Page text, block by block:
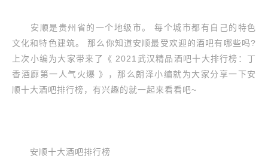
安顺是贵州省的一个地级市。 每个城市都有自己的特色
文化和特色建筑。 那么你知道安顺最受欢迎的酒吧有哪些吗?
上次小编为大家带来了《 2021武汉精品酒吧十大排行榜：丁
香酒廊第一人气火爆 》，那么朗泽小编就为大家分享一下安
顺十大酒吧排行榜，有兴趣的就一起来看看吧~
安顺十大酒吧排行榜